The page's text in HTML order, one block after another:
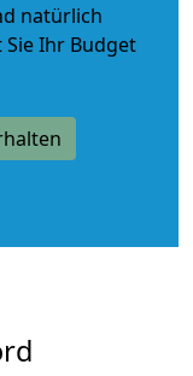
natürlich
Sie Ihr Budget